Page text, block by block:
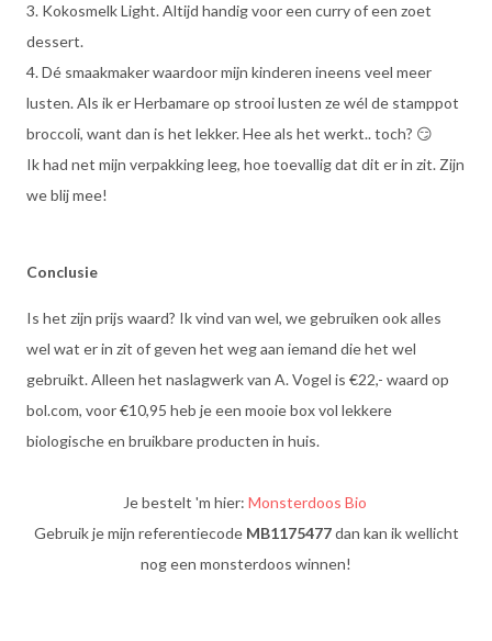
3. Kokosmelk Light. Altijd handig voor een curry of een zoet
dessert.
4. Dé smaakmaker waardoor mijn kinderen ineens veel meer
lusten. Als ik er Herbamare op strooi lusten ze wél de stamppot
broccoli, want dan is het lekker. Hee als het werkt.. toch? 😏
Ik had net mijn verpakking leeg, hoe toevallig dat dit er in zit. Zijn
we blij mee!
Conclusie
Is het zijn prijs waard? Ik vind van wel, we gebruiken ook alles
wel wat er in zit of geven het weg aan iemand die het wel
gebruikt. Alleen het naslagwerk van A. Vogel is €22,- waard op
bol.com, voor €10,95 heb je een mooie box vol lekkere
biologische en bruikbare producten in huis.
Je bestelt 'm hier: Monsterdoos Bio
Gebruik je mijn referentiecode MB1175477dan kan ik wellicht
nog een monsterdoos winnen!